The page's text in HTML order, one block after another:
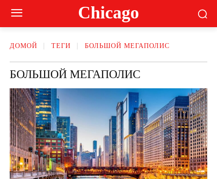
Сhicago
ДОМОЙ ТЕГИ БОЛЬШОЙ МЕГАПОЛИС
БОЛЬШОЙ МЕГАПОЛИС